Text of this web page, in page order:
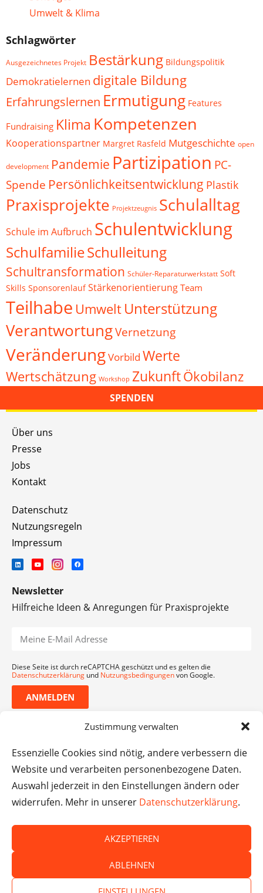
Zustimmung verwalten
Essenzielle Cookies sind nötig, andere verbessern die
Website und verarbeiten personenbezogene Daten.
Auswahl jederzeit in den Einstellungen ändern oder
widerrufen. Mehr in unserer Datenschutzerklärung.
AKZEPTIEREN
ABLEHNEN
Umwelt & Klima
Schlagwörter
Ausgezeichnetes Projekt Bestärkung Bildungspolitik
Demokratielernen digitale Bildung
Erfahrungslernen Ermutigung Features
Fundraising Klima Kompetenzen
Kooperationspartner Margret Rasfeld Mutgeschichte open
development Pandemie Partizipation PC-
Spende Persönlichkeitsentwicklung Plastik
Praxisprojekte Projektzeugnis Schulalltag
Schule im Aufbruch Schulentwicklung
SchulfamilieSchulleitung
Schultransformation Schüler-Reparaturwerkstatt Soft
Skills Sponsorenlauf Stärkenorientierung Team
Teilhabe Umwelt Unterstützung
VerantwortungVernetzung
VeränderungVorbild Werte
Wertschätzung Workshop ZukunftÖkobilanz
SPENDEN
Über uns
Presse
Jobs
Kontakt
Datenschutz
Nutzungsregeln
Impressum
Newsletter
Hilfreiche Ideen & Anregungen für Praxisprojekte
Diese Seite ist durch reCAPTCHA geschützt und es gelten die
Datenschutzerklärung und Nutzungsbedingungenvon Google.
ANMELDEN
nicht für die Inhalte externer Websites.